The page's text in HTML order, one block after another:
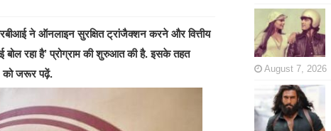
ने ऑनलाइन सुरक्षित ट्रांजैक्शन करने और वित्तीय
रहा है’ प्रोग्राम की शुरुआत की है. इसके तहत
को जरूर पढ़ें.
August 7, 2026